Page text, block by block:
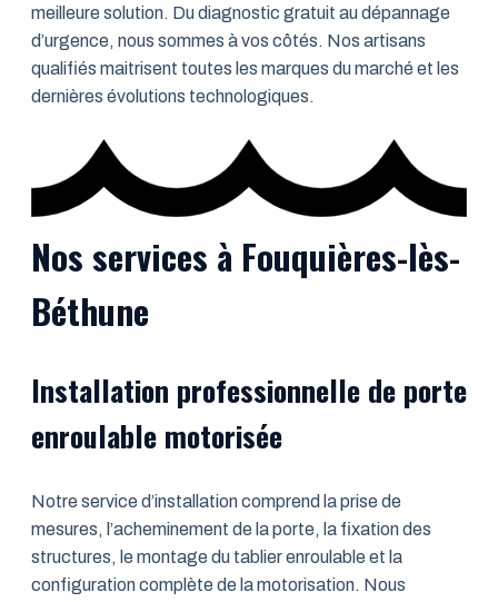
meilleure solution. Du diagnostic gratuit au dépannage
d’urgence, nous sommes à vos côtés. Nos artisans
qualifiés maitrisent toutes les marques du marché et les
dernières évolutions technologiques.
Nos services à Fouquières-lès-
Béthune
Installation professionnelle de porte
enroulable motorisée
Notre service d’installation comprend la prise de
mesures, l’acheminement de la porte, la fixation des
structures, le montage du tablier enroulable et la
configuration complète de la motorisation. Nous